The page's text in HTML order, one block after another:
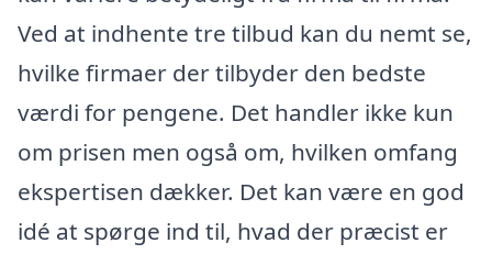
Ved at indhente tre tilbud kan du nemt se,
hvilke firmaer der tilbyder den bedste
værdi for pengene. Det handler ikke kun
om prisen men også om, hvilken omfang
ekspertisen dækker. Det kan være en god
idé at spørge ind til, hvad der præcist er